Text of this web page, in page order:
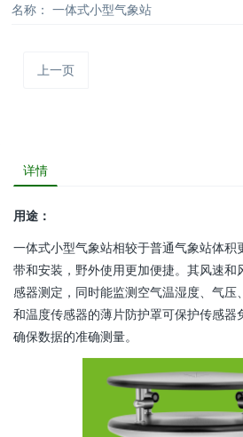
名称： 一体式小型气象站
上一页
详情
用途：
一体式小型气象站相较于普通气象站体积
带和安装，野外使用更加便捷。其风速和
感器测定，同时能监测空气温湿度、气压
和温度传感器的薄片防护罩可保护传感器
确保数据的准确测量。